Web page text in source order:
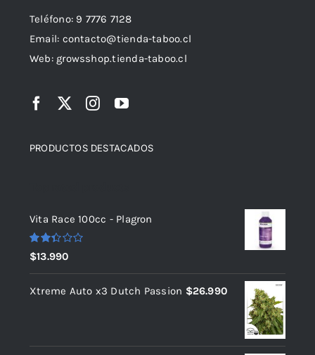
Teléfono: 9 7776 7128
Email: contacto@tienda-taboo.cl
Web: growsshop.tienda-taboo.cl
PRODUCTOS DESTACADOS
Vita Race 100cc - Plagron
Valorado
con
2.37
de 5
$13.990
Xtreme Auto x3 Dutch Passion $26.990